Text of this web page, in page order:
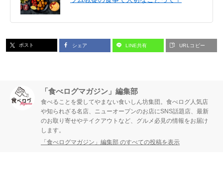
ポスト シェア LINE共有 URLコピー
「食べログマガジン」編集部
食べることを愛してやまない食いしん坊集団。食べログ人気店
や知られざる名店、ニューオープンのお店にSNS話題店、最新
のお取り寄せやテイクアウトなど、グルメ必見の情報をお届け
します。
「食べログマガジン」編集部 のすべての投稿を表示